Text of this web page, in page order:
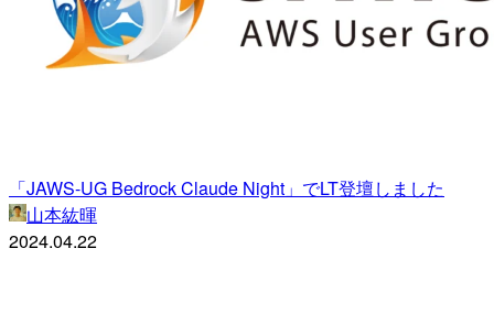
「JAWS-UG Bedrock Claude Night」でLT登壇しました
山本紘暉
2024.04.22